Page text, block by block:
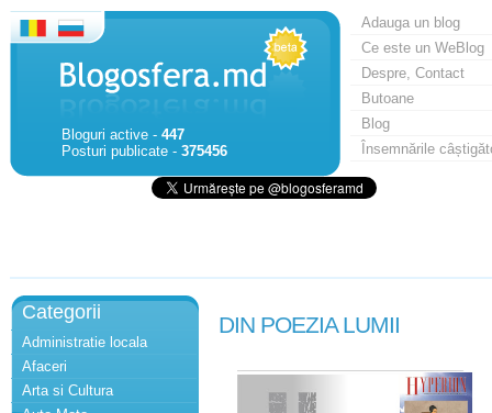
Bloguri active - 447
Posturi publicate - 375456
Adauga un blog
Ce este un WeBlog
Despre, Contact
Butoane
Blog
Însemnările
Categorii
Administratie locala
Afaceri
Arta si Cultura
DIN POEZIA LUMII